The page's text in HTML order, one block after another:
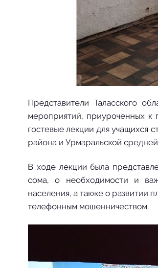
Представители Таласского
мероприятий, приуроченных к
гостевые лекции для учащихся
района и Урмаральской
В ходе лекции была
сома, о необходимости и
населения, а также о развитии
телефонным мошенничеством.